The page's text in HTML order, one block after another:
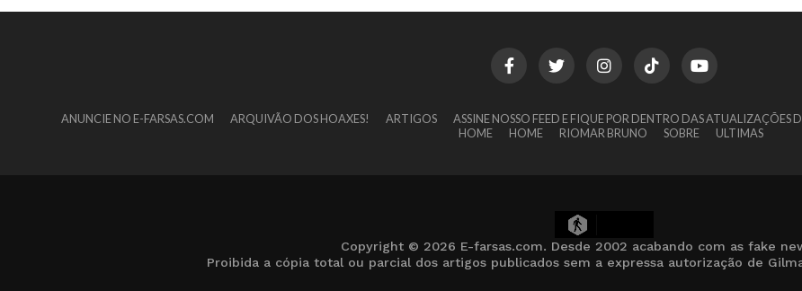
ANUNCIE NO E-FARSAS.COM ARQUIVÃO DOS HOAXES! ARTIGOS ASSINE NOSSO FEED E FIQUE POR DENTRO DAS ATUALIZAÇÕES
HOME
HOME RIOMAR BRUNO SOBRE ULTIMAS
Copyright © 2026 E-farsas.com. Desde 2002 acabando com as fake
Proibida a cópia total ou parcial dos artigos publicados sem a expressa autorização de